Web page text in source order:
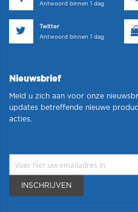
Antwoord binnen 1 dag
Twitter
Antwoord binnen 1 dag
Nieuwsbrief
Meld u zich aan voor onze
updates betreffende nieuwe
acties.
INSCHRIJVEN